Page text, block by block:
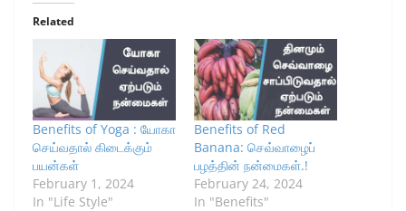
Related
Benefits of Yoga : யோகா
செய்வதால் கிடைக்கும்
பயன்கள்
February 1, 2024
In "Life Style"
Benefits of Red
Banana: செவ்வாழைப்
பழத்தின் நன்மைகள்.!
February 24, 2024
In "Benefits"